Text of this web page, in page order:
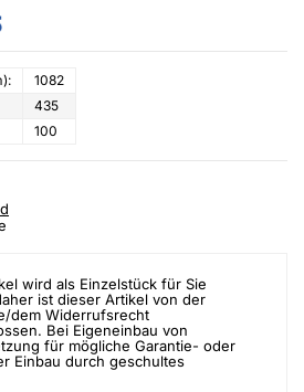
1082
435
100
wird als Einzelstück für Sie
ist dieser Artikel von der
dem Widerrufsrecht
Bei Eigeneinbau von
für mögliche Garantie- oder
Einbau durch geschultes